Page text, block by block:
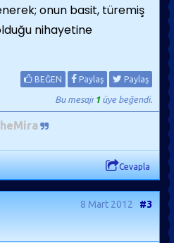
onun basit, türemiş
nihayetine
BEĞEN Paylaş Paylaş
Bu mesajı 1üye beğendi.
Cevapla
8 Mart 2012 #3